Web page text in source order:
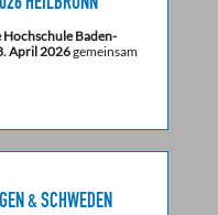
Hochschule Baden-
April 2026gemeinsam
& SCHWEDEN